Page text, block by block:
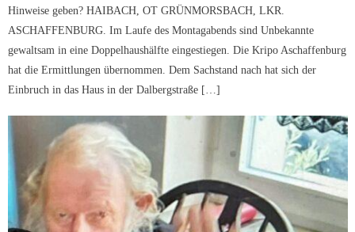
Hinweise geben? HAIBACH, OT GRÜNMORSBACH, LKR.
ASCHAFFENBURG. Im Laufe des Montagabends sind Unbekannte
gewaltsam in eine Doppelhaushälfte eingestiegen. Die Kripo Aschaffenburg
hat die Ermittlungen übernommen. Dem Sachstand nach hat sich der
Einbruch in das Haus in der Dalbergstraße […]